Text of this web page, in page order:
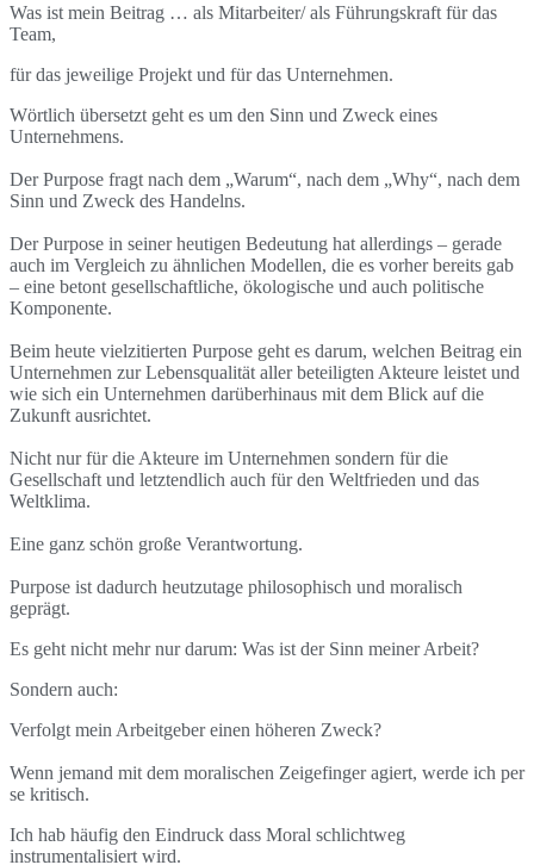
Was ist mein Beitrag … als Mitarbeiter/ als Führungskraft für das
Team,
für das jeweilige Projekt und für das Unternehmen.
Wörtlich übersetzt geht es um den Sinn und Zweck eines
Unternehmens.
Der Purpose fragt nach dem „Warum“, nach dem „Why“, nach dem
Sinn und Zweck des Handelns.
Der Purpose in seiner heutigen Bedeutung hat allerdings – gerade
auch im Vergleich zu ähnlichen Modellen, die es vorher bereits gab
– eine betont gesellschaftliche, ökologische und auch politische
Komponente.
Beim heute vielzitierten Purpose geht es darum, welchen Beitrag ein
Unternehmen zur Lebensqualität aller beteiligten Akteure leistet und
wie sich ein Unternehmen darüberhinaus mit dem Blick auf die
Zukunft ausrichtet.
Nicht nur für die Akteure im Unternehmen sondern für die
Gesellschaft und letztendlich auch für den Weltfrieden und das
Weltklima.
Eine ganz schön große Verantwortung.
Purpose ist dadurch heutzutage philosophisch und moralisch
geprägt.
Es geht nicht mehr nur darum: Was ist der Sinn meiner Arbeit?
Sondern auch:
Verfolgt mein Arbeitgeber einen höheren Zweck?
Wenn jemand mit dem moralischen Zeigefinger agiert, werde ich per
se kritisch.
Ich hab häufig den Eindruck dass Moral schlichtweg
instrumentalisiert wird.